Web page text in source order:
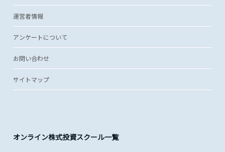
運営者情報
アンケートについて
お問い合わせ
サイトマップ
オンライン株式投資スクール一覧